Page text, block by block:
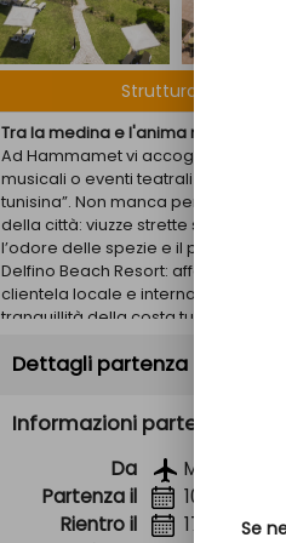
Struttura
Tra la medina e l'anima mondana
Ad Hammamet vi accoglierà
musicali o eventi teatrali e culturali
tunisina”. Non manca però anche il
della città: viuzze strette su cui si
l’odore delle spezie e il profumo
Delfino Beach Resort: affacciato
clientela locale e internazionale,
tranquillità della costa tunisina alla
POSIZIONE E STRUTTURA
Il Bravo Delfino Beach Resort si
definita la "Saint-Tropez tunisina"
Dista 6 km da entrambe le località,
quello di Monastir. È costituito da
ampie aree sportive.
SPIAGGIA E PISCINE
Dettagli partenza
Informazioni partenza
Da
Milano
Partenza il
10 agosto
Rientro il
17 agosto
Se